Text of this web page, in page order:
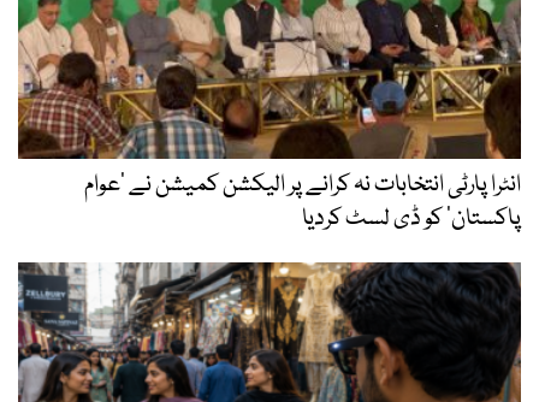
انٹرا پارٹی انتخابات نہ کرانے پر الیکشن کمیشن نے ’عوام
پاکستان‘ کو ڈی لسٹ کردیا